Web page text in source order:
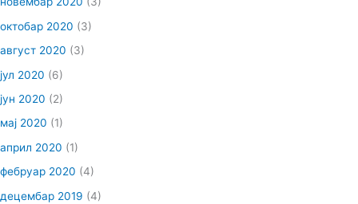
октобар 2020 (3)
август 2020 (3)
јул 2020 (6)
јун 2020 (2)
мај 2020 (1)
април 2020 (1)
фебруар 2020 (4)
децембар 2019 (4)